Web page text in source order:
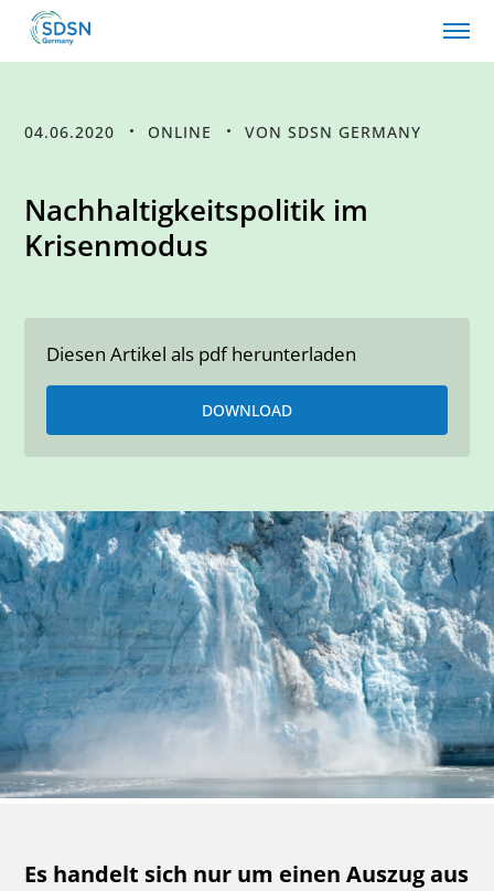
04.06.2020 ONLINE VON SDSN GERMANY
Nachhaltigkeitspolitik im
Krisenmodus
Diesen Artikel als pdf herunterladen
DOWNLOAD
Es handelt sich nur um einen Auszug aus